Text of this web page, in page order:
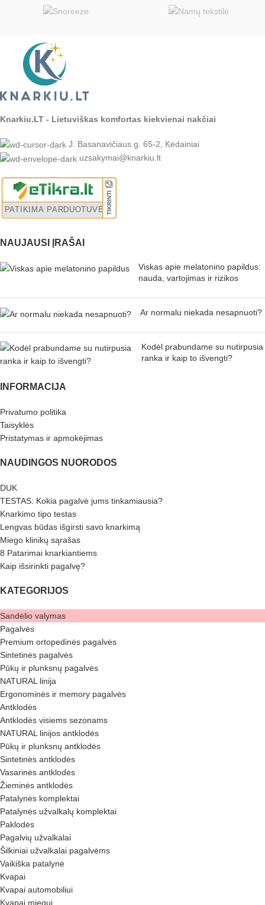
Knarkiu.LT - Lietuviškas komfortas kiekvienai nakčiai
J. Basanavičiaus g. 65-2, Kėdainiai
uzsakymai@knarkiu.lt
NAUJAUSI ĮRAŠAI
Viskas apie melatonino papildus:
nauda, vartojimas ir rizikos
Ar normalu niekada nesapnuoti?
Kodėl prabundame su nutirpusia
ranka ir kaip to išvengti?
INFORMACIJA
Privatumo politika
Taisyklės
Pristatymas ir apmokėjimas
NAUDINGOS NUORODOS
DUK
TESTAS: Kokia pagalvė jums tinkamiausia?
Knarkimo tipo testas
Lengvas būdas išgirsti savo knarkimą
Miego klinikų sąrašas
8 Patarimai knarkiantiems
Kaip išsirinkti pagalvę?
KATEGORIJOS
Sandėlio valymas
Pagalvės
Premium ortopedinės pagalvės
Sintetinės pagalvės
Pūkų ir plunksnų pagalvės
NATURAL linija
Ergonominės ir memory pagalvės
Antklodės
Antklodės visiems sezonams
NATURAL linijos antklodės
Pūkų ir plunksnų antklodės
Sintetinės antklodės
Vasarinės antklodės
Žieminės antklodės
Patalynės komplektai
Patalynės užvalkalų komplektai
Paklodės
Pagalvių užvalkalai
Šilkiniai užvalkalai pagalvėms
Vaikiška patalynė
Kvapai
Kvapai automobiliui
Kvapai miegui